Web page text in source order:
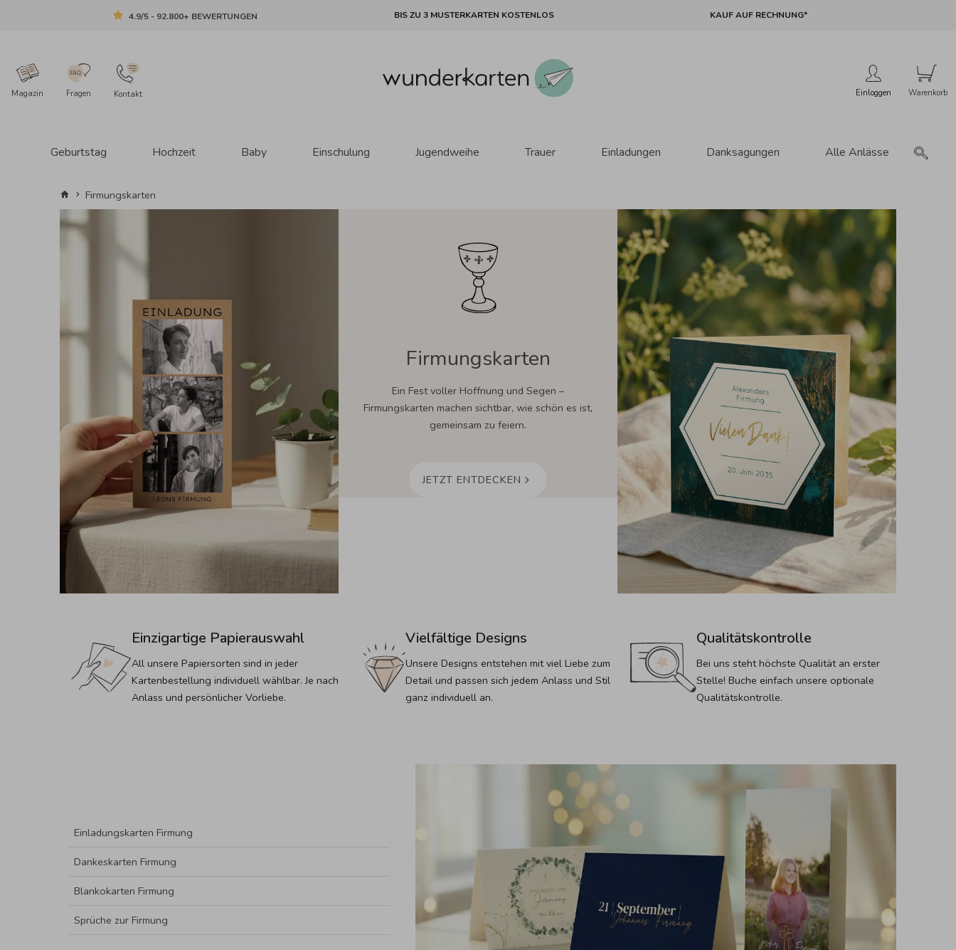
4.9/5 - 92.800+ BEWERTUNGEN BIS ZU 3 MUSTERKARTEN KOSTENLOS KAUF AUF RECHNUNG*
Magazin Fragen Kontakt Einloggen
Geburtstag Hochzeit Baby Einschulung Jugendweihe Trauer Einladungen Danksagungen Alle Anlässe
Firmungskarten
Firmungskarten
Ein Fest voller Hoffnung und Segen –
Firmungskarten machen sichtbar, wie schön es ist,
gemeinsam zu feiern.
JETZT ENTDECKEN
Einzigartige Papierauswahl
All unsere Papiersorten sind in jeder
Kartenbestellung individuell wählbar. Je nach
Anlass und persönlicher Vorliebe.
Vielfältige Designs
Unsere Designs entstehen mit viel Liebe zum
Detail und passen sich jedem Anlass und Stil
ganz individuell an.
Qualitätskontrolle
Bei uns steht höchste Qualität an erster
Stelle! Buche einfach unsere optionale
Qualitätskontrolle.
Einladungskarten Firmung
Dankeskarten Firmung
Blankokarten Firmung
Sprüche zur Firmung